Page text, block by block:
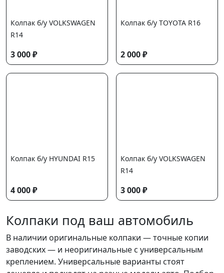
Колпак б/у VOLKSWAGEN
R14
3 000 ₽
Колпак б/у TOYOTA R16
2 000 ₽
Колпак б/у HYUNDAI R15
4 000 ₽
Колпак б/у VOLKSWAGEN
R14
3 000 ₽
Колпаки под ваш автомобиль
В наличии оригинальные колпаки — точные копии
заводских — и неоригинальные с универсальным
креплением. Универсальные варианты стоят